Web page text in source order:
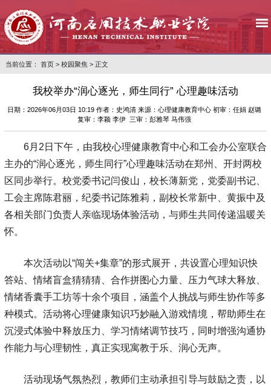
当前位置： 首页> 校园聚焦> 正文
我校举办“润心逐光，师生同行” 心理趣味活动
日期：2026年06月03日 10:19 作者：史鸿清 来源：心理健康教育中心 初审：任娟 赵璐
复审：李颖 李伊 三审：彭雅琴 马伟强
6月2日下午，由我校心理健康教育中心和工会办公室联合
主办的“润心逐光，师生同行”心理趣味活动在郑州、开封两校
区同步举行。校党委书记闫俊山，校长薄新党，党委副书记、
工会主席陈君丽，纪委书记陈雅莉，副校长常新中、黄振中及
各相关部门负责人亲临现场体验活动，与师生共同传递温暖关
怀。
本次活动以“闯关+集章”的形式展开，共设置心理知识快
答站、情绪盲盒猜猜猜、合作拼图心力量、压力气球大释放、
情绪香囊手工坊等十余个项目，涵盖个人挑战与师生协作等多
种模式。活动将心理健康知识巧妙融入游戏情境，帮助师生在
沉浸式体验中释放压力、学习情绪调节技巧，同时增强沟通协
作能力与心理韧性，真正实现寓教于乐、润心无声。
活动现场气氛热烈，教师们主动承担引导与鼓励之责，以